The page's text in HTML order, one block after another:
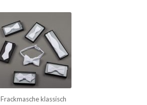
Frackmasche klassisch